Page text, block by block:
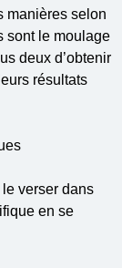
manières selon
sont le moulage
deux d’obtenir
résultats
verser dans
en se